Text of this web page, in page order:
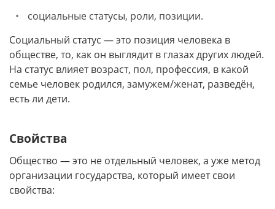
социальные статусы, роли, позиции.
Социальный статус — это позиция человека в
обществе, то, как он выглядит в глазах других людей.
На статус влияет возраст, пол, профессия, в какой
семье человек родился, замужем/женат, разведён,
есть ли дети.
Свойства
Общество — это не отдельный человек, а уже метод
организации государства, который имеет свои
свойства: